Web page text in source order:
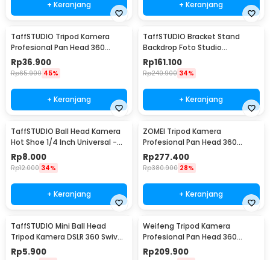
+ Keranjang + Keranjang
TaffSTUDIO Tripod Kamera
Profesional Pan Head 360
Panoramic 1M - 3110
Rp36.900
Rp65.900 45%
+ Keranjang
TaffSTUDIO Bracket Stand
Backdrop Foto Studio
190x300cm - BS-300
Rp161.100
Rp240.900 34%
+ Keranjang
TaffSTUDIO Ball Head Kamera
Hot Shoe 1/4 Inch Universal -
QM3621
Rp8.000
Rp12.000 34%
+ Keranjang
ZOMEI Tripod Kamera
Profesional Pan Head 360
Panoramic 1.4M - Q111
Rp277.400
Rp380.900 28%
+ Keranjang
TaffSTUDIO Mini Ball Head
Tripod Kamera DSLR 360 Swivel
1/4 Inch - QM3624
Rp5.900
Weifeng Tripod Kamera
Profesional Pan Head 360
Panoramic 1.57M - WT-3540
Rp209.900